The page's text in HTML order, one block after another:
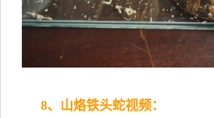
8、山烙铁头蛇视频：